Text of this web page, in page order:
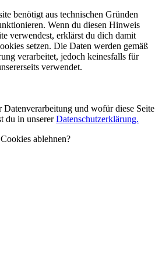
benötigt aus technischen Gründen
Wenn du diesen Hinweis
verwendest, erklärst du dich damit
setzen. Die Daten werden gemäß
verarbeitet, jedoch keinesfalls für
verwendet.
und wofür diese Seite
du in unsererDatenschutzerklärung.
ablehnen?